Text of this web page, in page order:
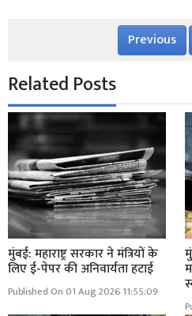
Previous
Related Posts
मुंबई: महाराष्ट्र सरकार ने मंत्रियों के
लिए ई-पेपर की अनिवार्यता हटाई
Published On 01 Aug 2026 11:55:09